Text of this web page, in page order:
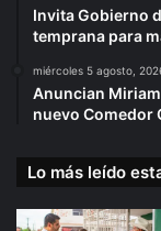
Invita Gobierno
temprana para
miércoles 5 agosto,
Anuncian
nuevo Comedor
Lo más leído